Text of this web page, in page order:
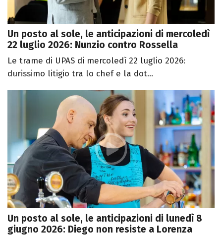
Un posto al sole, le anticipazioni di mercoledì
22 luglio 2026: Nunzio contro Rossella
Le trame di UPAS di mercoledì 22 luglio 2026:
durissimo litigio tra lo chef e la dot...
Un posto al sole, le anticipazioni di lunedì 8
giugno 2026: Diego non resiste a Lorenza